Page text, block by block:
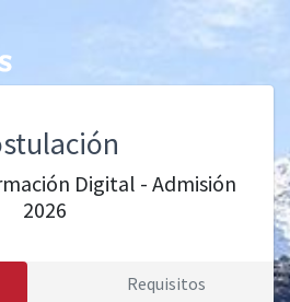
Digital - Admisión
2026
Requisitos